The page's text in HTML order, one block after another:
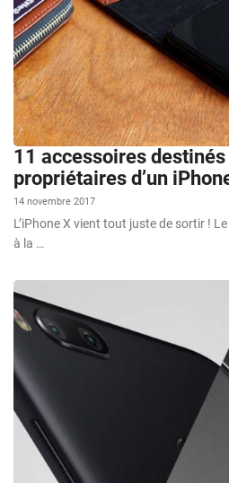
11 accessoires
propriétaires d’un
14 novembre 2017
L’iPhone X vient tout juste de sortir !
à la …